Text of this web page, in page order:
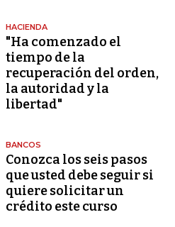
HACIENDA
"Ha comenzado el
tiempo de la
recuperación del orden,
la autoridad y la
libertad"
BANCOS
Conozca los seis pasos
que usted debe seguir si
quiere solicitar un
crédito este curso